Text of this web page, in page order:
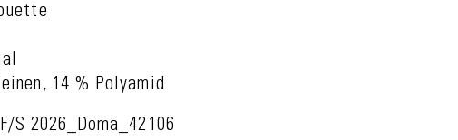
14 % Polyamid
F/S 2026_Doma_42106